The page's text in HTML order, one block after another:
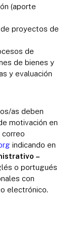
(aporte
proyectos de
de
de bienes y
y evaluación
as deben
motivación en
correo
indicando en
–
o portugués
con
electrónico.